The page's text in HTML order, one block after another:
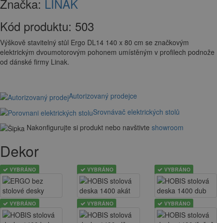
Značka: LINAK
Kód produktu: 503
Výškově stavitelný stůl Ergo DL14 140 x 80 cm se značkovým
elektrickým dvoumotorovým pohonem umístěným v profilech podnože
od dánské firmy Linak.
Autorizovaný prodejce
Srovnávač elektrických stolů
Nakonfigurujte si produkt nebo navštivte showroom
Dekor
VYBRÁNO VYBRÁNO VYBRÁNO
VYBRÁNO VYBRÁNO VYBRÁNO